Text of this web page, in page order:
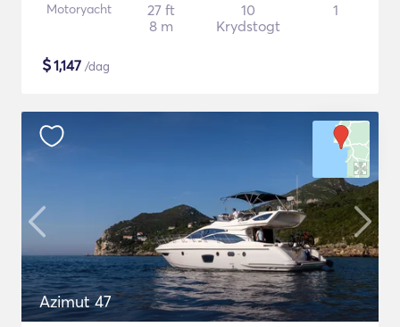
Motoryacht
27 ft
8 m
10
Krydstogt
1
$1,147 /dag
Azimut 47